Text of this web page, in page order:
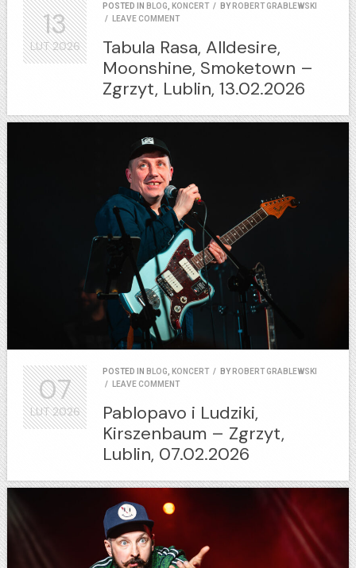
POSTED IN BLOG KONCERT / BY ROBERT GRABLEWSKI
/
LEAVE COMMENT
Tabula Rasa, Alldesire,
Moonshine, Smoketown –
Zgrzyt, Lublin, 13.02.2026
13
LUT2026
POSTED IN BLOG KONCERT / BY ROBERT GRABLEWSKI
/
LEAVE COMMENT
Pablopavo i Ludziki,
Kirszenbaum – Zgrzyt,
Lublin, 07.02.2026
07
LUT2026